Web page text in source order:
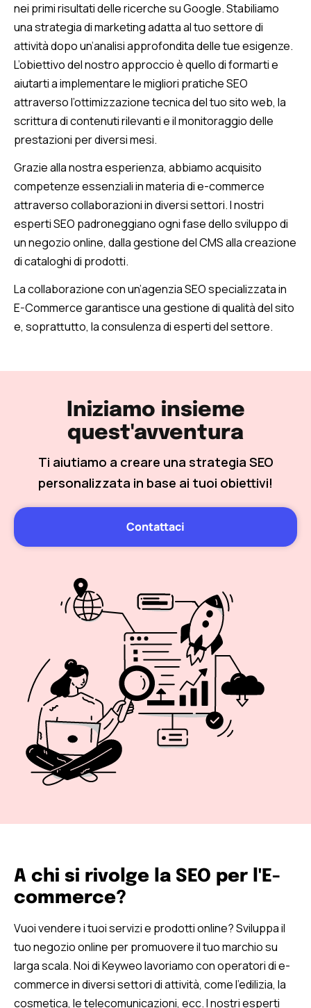
nei primi risultati delle ricerche su Google. Stabiliamo
una strategia di marketing adatta al tuo settore di
attività dopo un’analisi approfondita delle tue esigenze.
L’obiettivo del nostro approccio è quello di formarti e
aiutarti a implementare le migliori pratiche SEO
attraverso l’ottimizzazione tecnica del tuo sito web, la
scrittura di contenuti rilevanti e il monitoraggio delle
prestazioni per diversi mesi.
Grazie alla nostra esperienza, abbiamo acquisito
competenze essenziali in materia di e-commerce
attraverso collaborazioni in diversi settori. I nostri
esperti SEO padroneggiano ogni fase dello sviluppo di
un negozio online, dalla gestione del CMS alla creazione
di cataloghi di prodotti.
La collaborazione con un’agenzia SEO specializzata in
E-Commerce garantisce una gestione di qualità del sito
e, soprattutto, la consulenza di esperti del settore.
Iniziamo insieme
quest'avventura
Ti aiutiamo a creare una strategia SEO
personalizzata in base ai tuoi obiettivi!
Contattaci
A chi si rivolge la SEO per l'E-
commerce?
Vuoi vendere i tuoi servizi e prodotti online? Sviluppa il
tuo negozio online per promuovere il tuo marchio su
larga scala. Noi di Keyweo lavoriamo con operatori di e-
commerce in diversi settori di attività, come l’edilizia, la
cosmetica, le telecomunicazioni, ecc. I nostri esperti